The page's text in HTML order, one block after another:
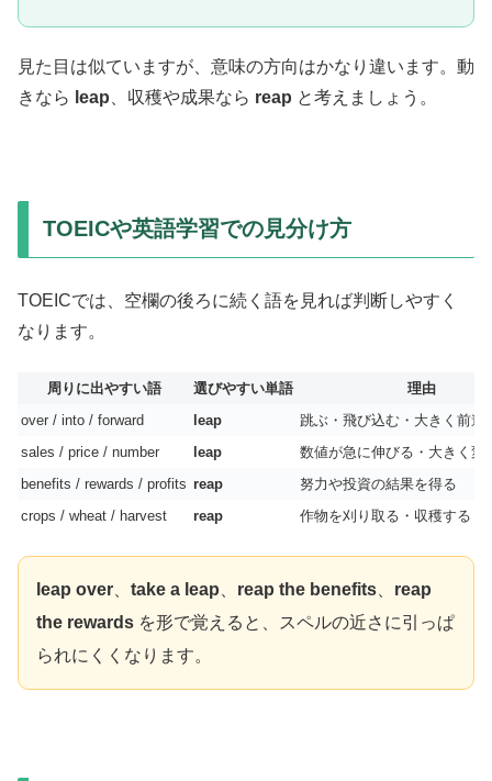
見た目は似ていますが、意味の方向はかなり違います。動
きなら leap 、収穫や成果なら reap と考えましょう。
TOEICや英語学習での見分け方
TOEICでは、空欄の後ろに続く語を見れば判断しやすく
なります。
周りに出やすい語 選びやすい単語
理由
over / into / forward
leap
跳ぶ・飛び込む・大きく前進
sales / price / number
leap
数値が急に伸びる・大きく変
benefits / rewards / profits reap
努力や投資の結果を得る
crops / wheat / harvest
reap 作物を刈り取る・収穫する
leap over take a leap reap the benefits
reap
the rewards を形で覚えると、スペルの近さに引っぱ
られにくくなります。